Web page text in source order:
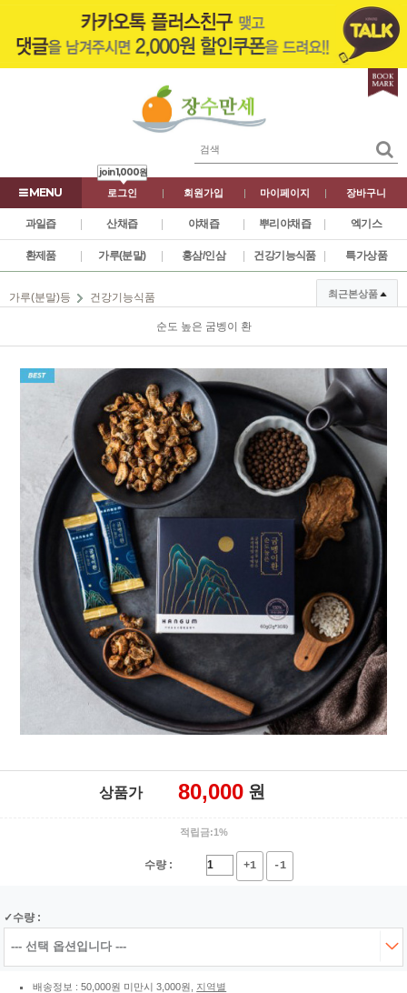
로그인 |
join1,000원
회원가입 | 마이페이지 | 장바구니
과일즙 | 산채즙 | 야채즙 | 뿌리야채즙 | 엑기스
환제품 | 가루(분말) | 홍삼/인삼 | 건강기능식품 | 특가상품
가루(분말)등 건강기능식품 최근본상품
순도 높은 굼벵이 환
상품가 80,000 원
적립금:1%
수량 : +1 -1
수량 :
배송정보 : 50,000원 미만시 3,000원, 지역별